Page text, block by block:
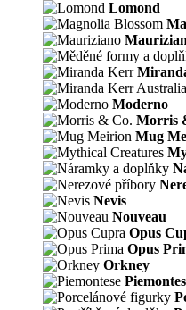
Lomond
Moderno
Morris
Mug
Nevis
Nouveau
Opus
Opus
Orkney